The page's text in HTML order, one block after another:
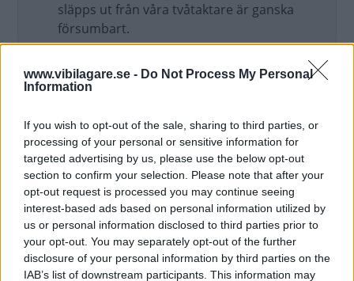
www.vibilagare.se - Do Not Process My Personal
Information
If you wish to opt-out of the sale, sharing to third parties, or
processing of your personal or sensitive information for
targeted advertising by us, please use the below opt-out
section to confirm your selection. Please note that after your
opt-out request is processed you may continue seeing
interest-based ads based on personal information utilized by
us or personal information disclosed to third parties prior to
your opt-out. You may separately opt-out of the further
disclosure of your personal information by third parties on the
IAB’s list of downstream participants. This information may
släpps ut från våra tvåtaktare är ganska
försumbart.
Det är ju annat i Asien! Tyvärr!
Uppdaterat: 2008-04-04 23:18
Varje Saab är värd att vårdas och bevaras, sådana
bilar görs inte längre